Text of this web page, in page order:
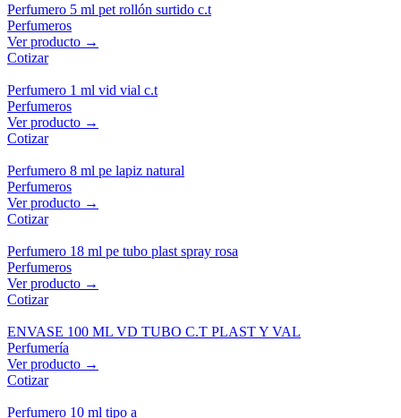
Perfumero 5 ml pet rollón surtido c.t
Perfumeros
Ver producto →
Cotizar
Perfumero 1 ml vid vial c.t
Perfumeros
Ver producto →
Cotizar
Perfumero 8 ml pe lapiz natural
Perfumeros
Ver producto →
Cotizar
Perfumero 18 ml pe tubo plast spray rosa
Perfumeros
Ver producto →
Cotizar
ENVASE 100 ML VD TUBO C.T PLAST Y VAL
Perfumería
Ver producto →
Cotizar
Perfumero 10 ml tipo a